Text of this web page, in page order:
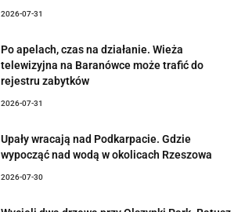
2026-07-31
Po apelach, czas na działanie. Wieża
telewizyjna na Baranówce może trafić do
rejestru zabytków
2026-07-31
Upały wracają nad Podkarpacie. Gdzie
wypocząć nad wodą w okolicach Rzeszowa
2026-07-30